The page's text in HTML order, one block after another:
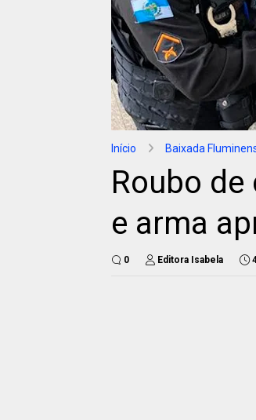
Início Baixada
Roubo
e arma
0 Editora Isabela